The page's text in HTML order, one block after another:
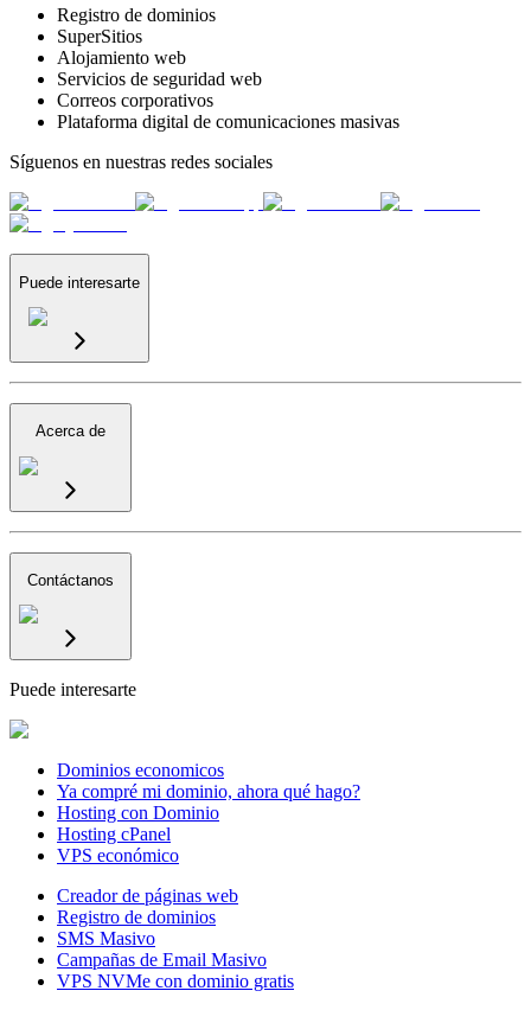
Registro de dominios
SuperSitios
Alojamiento web
Servicios de seguridad web
Correos corporativos
Plataforma digital de comunicaciones masivas
Síguenos en nuestras redes sociales
Puede interesarte
Acerca de
Contáctanos
Puede interesarte
Dominios economicos
Ya compré mi dominio, ahora qué hago?
Hosting con Dominio
Hosting cPanel
VPS económico
Creador de páginas web
Registro de dominios
SMS Masivo
Campañas de Email Masivo
VPS NVMe con dominio gratis